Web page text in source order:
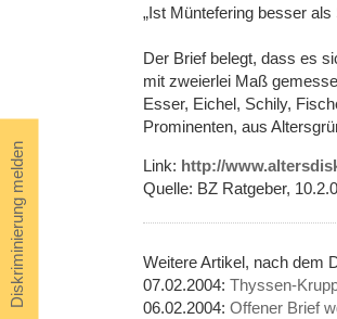
Diskriminierung melden
„Ist Müntefering besser
Der Brief belegt, dass es
mit zweierlei Maß
Esser, Eichel, Schily,
Prominenten, aus
Link: http://
Quelle: BZ Ratgeber,
Weitere Artikel, nach dem
07.02.2004: Thyssen-
06.02.2004: Offener Brief